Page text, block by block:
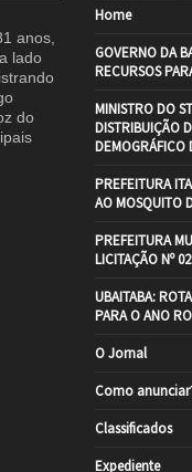
anos,
lado
do
Home
GOVERNO DA
RECURSOS
MINISTRO DO
DISTRIBUIÇÃO
DEMOGRÁFICO
PREFEITURA
AO MOSQUITO
PREFEITURA
LICITAÇÃO Nº
UBAITABA:
PARA O ANO
O Jornal
Como
Classificados
Expediente